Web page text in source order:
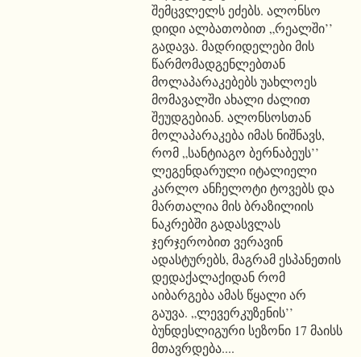
შემცვლელს ეძებს. ალონსო
დიდი ალბათობით „რეალში’’
გადავა. მადრიდელები მის
წარმომადგენლებთან
მოლაპარაკებებს უახლოეს
მომავალში ახალი ძალით
შეუდგებიან. ალონსოსთან
მოლაპარაკება იმას ნიშნავს,
რომ „სანტიაგო ბერნაბეუს’’
ლეგენდარული იტალიელი
კარლო ანჩელოტი ტოვებს და
მართალია მის ბრაზილიის
ნაკრებში გადასვლას
ჯერჯერობით ვერავინ
ადასტურებს, მაგრამ ესპანეთის
დედაქალაქიდან რომ
აიბარგება ამას წყალი არ
გაუვა. „ლევერკუზენის’’
ბუნდესლიგური სეზონი 17 მაისს
მთავრდება....